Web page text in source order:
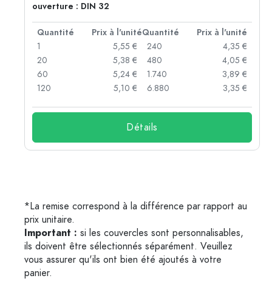
ouverture : DIN 32
Quantité Prix à l'unitéQuantité
Prix à l'unité
1
5,55 €
20
5,38 €
60
5,24 €
120
5,10 €
240
4,35 €
480
4,05 €
1.740
3,89 €
6.880
3,35 €
Détails
*La remise correspond à la différence par rapport au
prix unitaire.
Important : si les couvercles sont personnalisables,
ils doivent être sélectionnés séparément. Veuillez
vous assurer qu'ils ont bien été ajoutés à votre
panier.